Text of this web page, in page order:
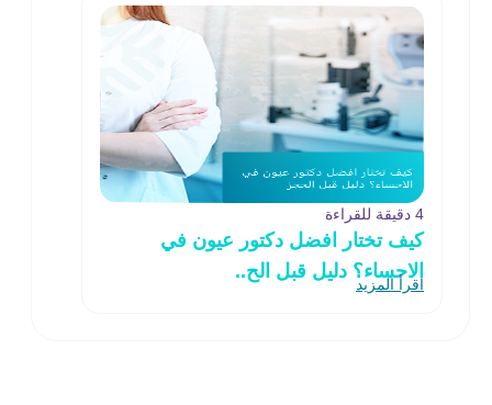
4 دقيقة للقراءة
كيف تختار افضل دكتور عيون في
الاحساء؟ دليل قبل الح..
اقرأ المزيد